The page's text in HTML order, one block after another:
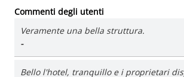
Commenti degli utenti
Veramente una bella struttura.
-
Bello l'hotel, tranquillo e i proprietari